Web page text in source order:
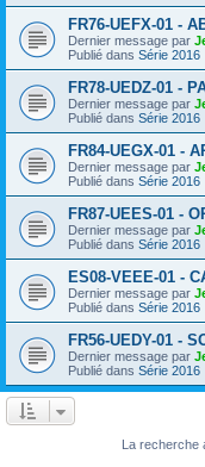
FR76-UEFX-01 -
Dernier message par
Publié dans Série 2016
FR78-UEDZ-01 -
Dernier message par
Publié dans Série 2016
FR84-UEGX-01 -
Dernier message par
Publié dans Série 2016
FR87-UEES-01 -
Dernier message par
Publié dans Série 2016
ES08-VEEE-01 -
Dernier message par
Publié dans Série 2016
FR56-UEDY-01 -
Dernier message par
Publié dans Série 2016
La recherche